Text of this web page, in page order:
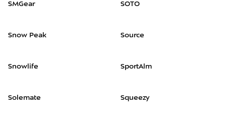
SMGear
Snow Peak
Snowlife
Solemate
SOTO
Source
SportAlm
Squeezy